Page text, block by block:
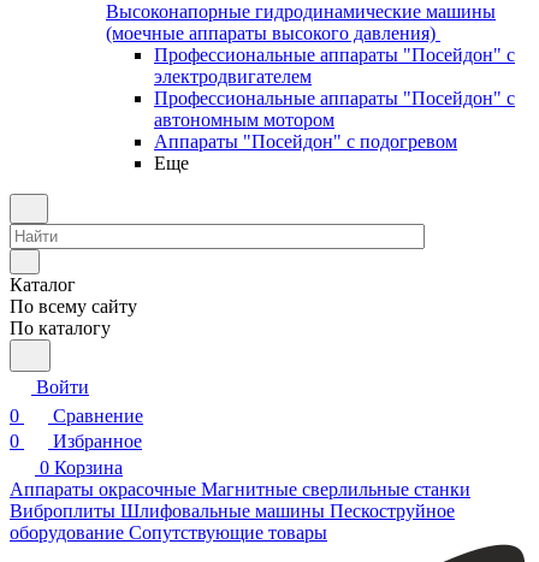
Высоконапорные гидродинамические машины
(моечные аппараты высокого давления)
Профессиональные аппараты "Посейдон" с
электродвигателем
Профессиональные аппараты "Посейдон" с
автономным мотором
Аппараты "Посейдон" с подогревом
Еще
Каталог
По всему сайту
По каталогу
Войти
0
Сравнение
0
Избранное
0 Корзина
Аппараты окрасочные Магнитные сверлильные станки
Виброплиты Шлифовальные машины Пескоструйное
оборудование Сопутствующие товары